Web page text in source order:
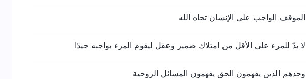
الموقف الواجب على الإنسان تجاه الله
لا بدّ للمرء على الأقل من امتلاك ضمير وعقل ليقوم المرء بواجبه جيدًا
وحدهم الذين يفهمون الحق يفهمون المسائل الروحية